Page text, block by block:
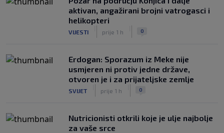
aktivan, angažirani brojni vatrogasci i
helikopteri
VIJESTI prije 1 h 0
Erdogan: Sporazum iz Meke nije
usmjeren ni protiv jedne države,
otvoren je i za prijateljske zemlje
SVIJET prije 1 h 0
Nutricionisti otkrili koje je ulje najbolje
za vaše srce